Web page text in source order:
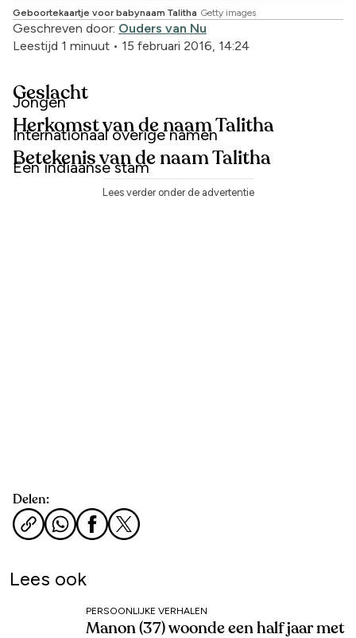
Geboortekaartje voor babynaam Talitha Getty images
Geschreven door: Ouders van Nu
Leestijd 1 minuut • 15 februari 2016, 14:24
Geslacht
Jongen
Herkomst van de naam Talitha
Internationaal overige namen
Betekenis van de naam Talitha
Een indiaanse stam
Lees verder onder de advertentie
Delen:
Lees ook
PERSOONLIJKE VERHALEN
Manon (37) woonde een half jaar met